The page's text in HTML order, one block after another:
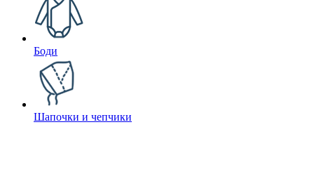
Боди
Шапочки и чепчики